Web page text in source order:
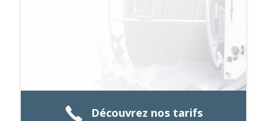
Découvrez nos tarifs